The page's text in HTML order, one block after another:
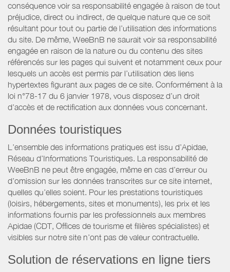
conséquence voir sa responsabilité engagée à raison de tout
préjudice, direct ou indirect, de quelque nature que ce soit
résultant pour tout ou partie de l’utilisation des informations
du site. De même, WeeBnB ne saurait voir sa responsabilité
engagée en raison de la nature ou du contenu des sites
référencés sur les pages qui suivent et notamment ceux pour
lesquels un accès est permis par l’utilisation des liens
hypertextes figurant aux pages de ce site. Conformément à la
loi n°78-17 du 6 janvier 1978, vous disposez d’un droit
d’accès et de rectification aux données vous concernant.
Données touristiques
L’ensemble des informations pratiques est issu d’Apidae,
Réseau d’Informations Touristiques. La responsabilité de
WeeBnB ne peut être engagée, même en cas d’erreur ou
d’omission sur les données transcrites sur ce site internet,
quelles qu’elles soient. Pour les prestations touristiques
(loisirs, hébergements, sites et monuments), les prix et les
informations fournis par les professionnels aux membres
Apidae (CDT, Offices de tourisme et filières spécialistes) et
visibles sur notre site n’ont pas de valeur contractuelle.
Solution de réservations en ligne tiers